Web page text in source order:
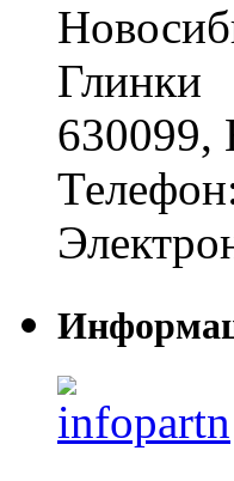
Глинки
630099,